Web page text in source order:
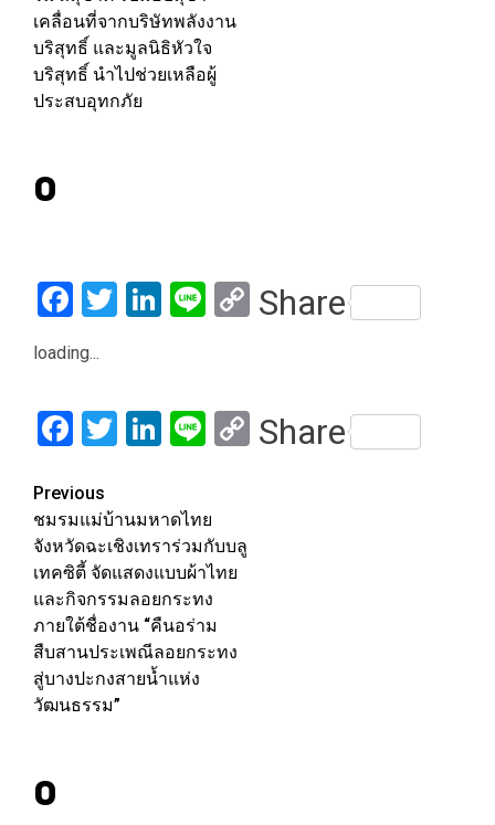
navigation
เคลื่อนที่จากบริษัทพลังงาน
บริสุทธิ์ และมูลนิธิหัวใจ
บริสุทธิ์ นำไปช่วยเหลือผู้
ประสบอุทกภัย
0
Facebook
Twitter
LinkedIn
LineCopy
Share
loading...
Facebook
Twitter
LinkedIn
LineCopy
Share
Post
navigation
Previous
ชมรมแม่บ้านมหาดไทย
จังหวัดฉะเชิงเทราร่วมกับบลู
เทคซิตี้ จัดแสดงแบบผ้าไทย
และกิจกรรมลอยกระทง
ภายใต้ชื่องาน “คืนอร่าม
สืบสานประเพณีลอยกระทง
สู่บางปะกงสายน้ำแห่ง
วัฒนธรรม”
0